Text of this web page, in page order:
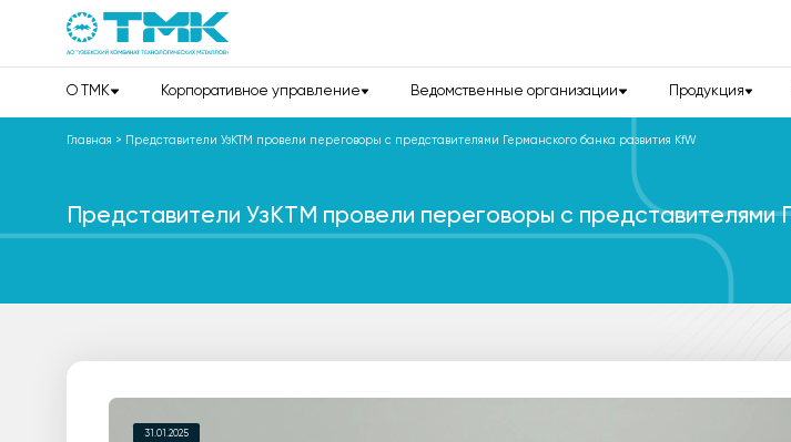
О TMK Корпоративное управление Ведомственные организации Продукция
Главная > Представители УзКТМ провели переговоры с представителями Германского банка развития KfW
Представители УзКТМ провели переговоры с представителями
31.01.2025